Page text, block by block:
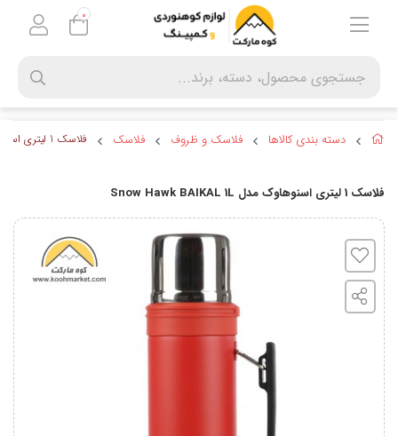
دسته بندی کالاها فلاسک و ظروف فلاسک فلاسک 1 لیتری اسنوهاوک مدل Snow Hawk BAIKAL 1L
فلاسک 1 لیتری اسنوهاوک مدل Snow Hawk BAIKAL 1L
0